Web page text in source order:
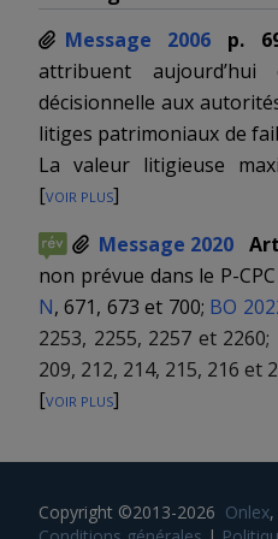
Message 2006 p.
attribuent aujourd’hui
décisionnelle aux
litiges patrimoniaux de
La valeur litigieuse
décision est cependant
300 francs à NW, ZG et
SZ, BL et TG, et
projet fixe
litigieuse à 2000 francs (al.
valeur et en cas d’échec
de conciliation agit
de première instance.
l’autorité de
[voir plus]
Message 2020
non prévue dans le P-CPC
N, 671, 673 et 700; BO
2253, 2255, 2257 et 2260;
209, 212, 214, 215, 216 et
BO 2023 N
[voir plus]
Copyright ©2013-2026 Onlex